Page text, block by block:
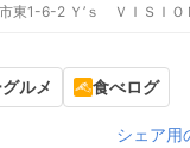
ルメ 食べログ
シェア用